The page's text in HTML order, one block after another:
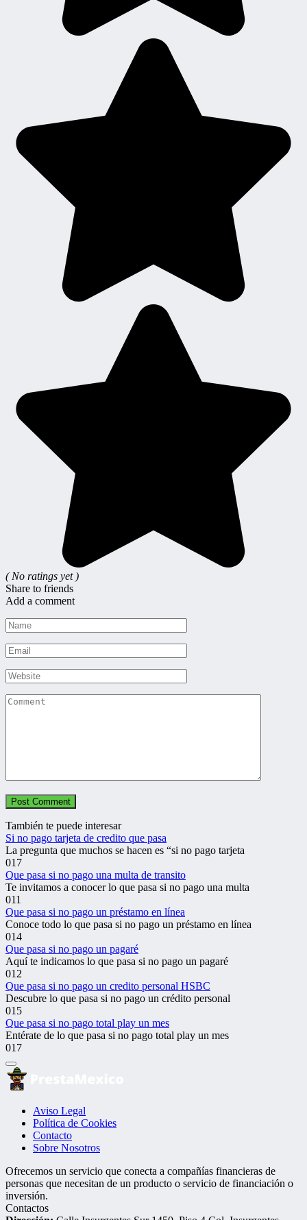
( No ratings yet )
Share to friends
Add a comment
Name
*
Email
*
Website
Comment
También te puede interesar
Si no pago tarjeta de credito que pasa
La pregunta que muchos se hacen es “si no pago tarjeta
017
Que pasa si no pago una multa de transito
Te invitamos a conocer lo que pasa si no pago una multa
011
Que pasa si no pago un préstamo en línea
Conoce todo lo que pasa si no pago un préstamo en línea
014
Que pasa si no pago un pagaré
Aquí te indicamos lo que pasa si no pago un pagaré
012
Que pasa si no pago un credito personal HSBC
Descubre lo que pasa si no pago un crédito personal
015
Que pasa si no pago total play un mes
Entérate de lo que pasa si no pago total play un mes
017
Aviso Legal
Política de Cookies
Contacto
Sobre Nosotros
Ofrecemos un servicio que conecta a compañías financieras de
personas que necesitan de un producto o servicio de financiación o
inversión.
Contactos